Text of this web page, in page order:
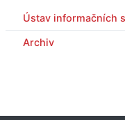
Ústav informačních
Archiv